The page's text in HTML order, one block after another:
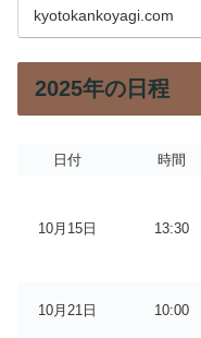
kyotokankoyagi.com
2025年の日程
日付 時間
10月15日 13:30
10月21日 10:00